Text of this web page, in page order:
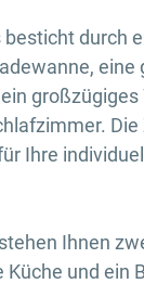
besticht durch
eine
Ihre
Ihnen
Küche und ein